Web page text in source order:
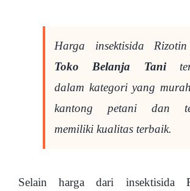
Harga insektisida
Toko Belanja Tani
dalam kategori yang
kantong petani dan
memiliki kualitas terbaik.
Selain harga dari insektisida